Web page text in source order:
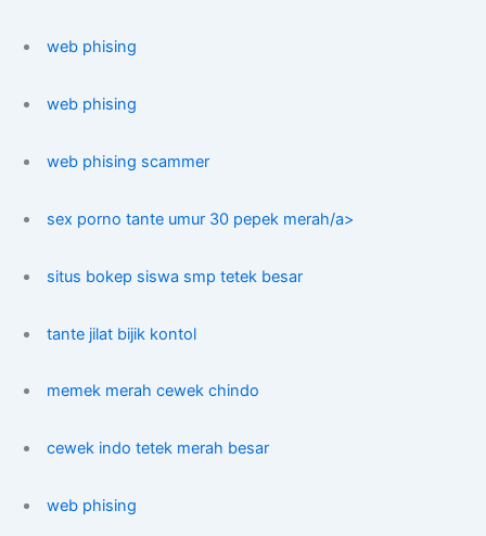
web phising
web phising
web phising scammer
sex porno tante umur 30 pepek merah/a>
situs bokep siswa smp tetek besar
tante jilat bijik kontol
memek merah cewek chindo
cewek indo tetek merah besar
web phising